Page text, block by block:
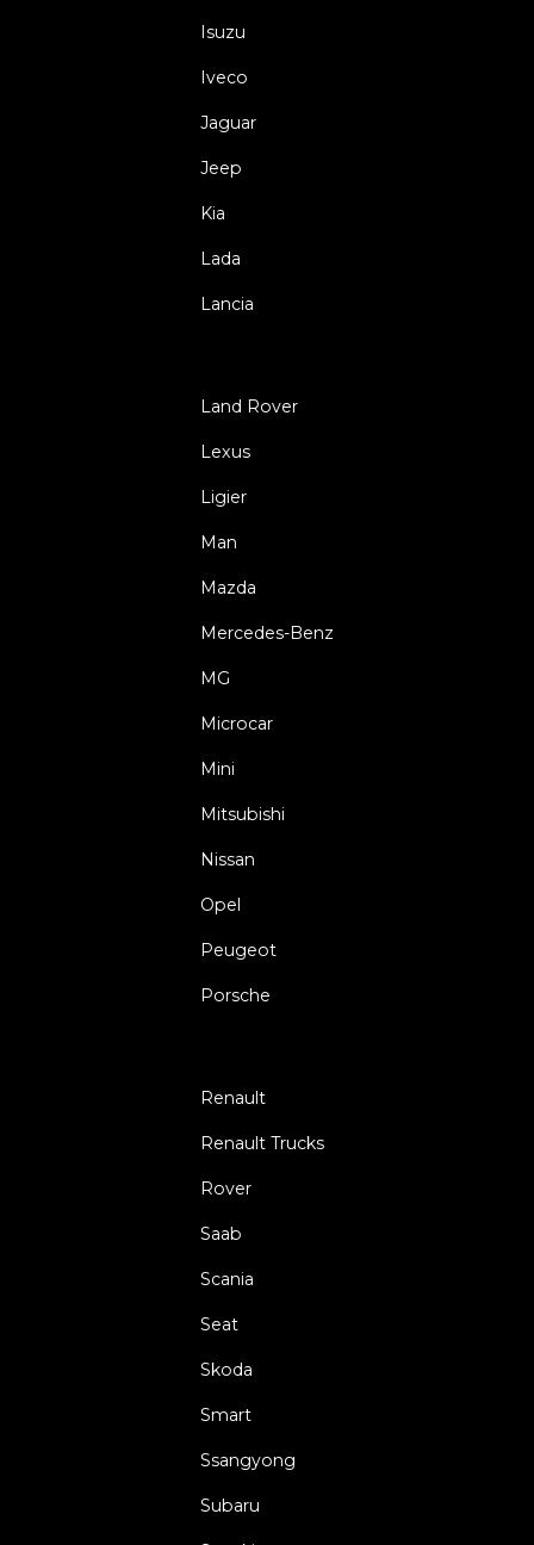
Isuzu
Iveco
Jaguar
Jeep
Kia
Lada
Lancia
Land Rover
Lexus
Ligier
Man
Mazda
Mercedes-Benz
MG
Microcar
Mini
Mitsubishi
Nissan
Opel
Peugeot
Porsche
Renault
Renault Trucks
Rover
Saab
Scania
Seat
Skoda
Smart
Ssangyong
Subaru